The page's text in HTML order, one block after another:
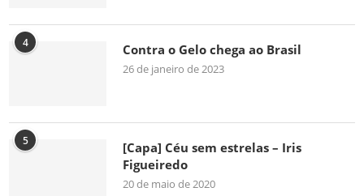
4 Contra o Gelo chega ao Brasil
26 de janeiro de 2023
5
[Capa] Céu sem estrelas – Iris
Figueiredo
20 de maio de 2020